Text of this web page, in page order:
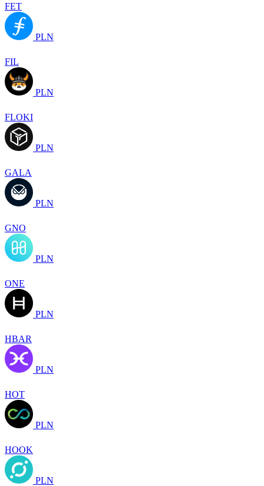
FET
PLN
FIL
PLN
FLOKI
PLN
GALA
PLN
GNO
PLN
ONE
PLN
HBAR
PLN
HOT
PLN
HOOK
PLN